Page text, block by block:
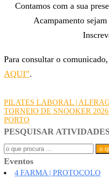
Contamos com a sua
Acampamento
Para consultar o
AQUI”.
Navegação
de
artigos
PILATES LABORAL |
TORNEIO DE SNOOKER
PORTO
PESQUISAR
Search
for:
Eventos
4 FARMA | PROTOCOLO